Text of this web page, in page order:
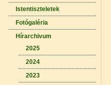
Istentiszteletek
Fotógaléria
Hírarchivum
2025
2024
2023